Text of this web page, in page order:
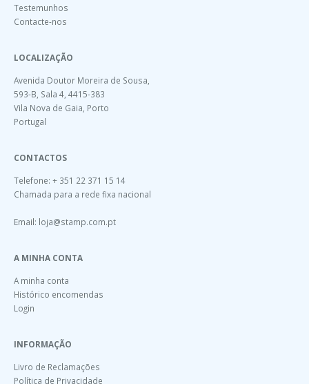
Testemunhos
Contacte-nos
LOCALIZAÇÃO
Avenida Doutor Moreira de Sousa,
593-B, Sala 4, 4415-383
Vila Nova de Gaia, Porto
Portugal
CONTACTOS
Telefone: + 351 22 371 15 14
Chamada para a rede fixa nacional
Email: loja@stamp.com.pt
A MINHA CONTA
A minha conta
Histórico encomendas
Login
INFORMAÇÃO
Livro de Reclamações
Política de Privacidade